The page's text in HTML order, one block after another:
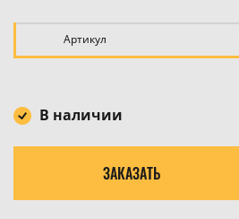
Артикул
В наличии
ЗАКАЗАТЬ